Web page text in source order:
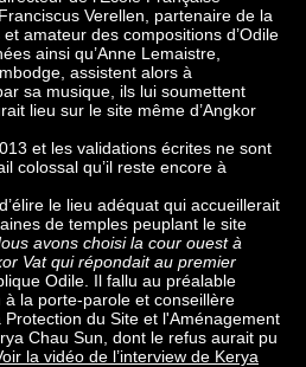
Verellen, partenaire de la
amateur des compositions d’Odile
ainsi qu’Anne Lemaistre,
assistent alors à
sa musique, ils lui soumettent
lieu sur le site même d’Angkor
et les validations écrites ne sont
colossal qu’il reste encore à
le lieu adéquat qui accueillerait
de temples peuplant le site
avons choisi la cour ouest à
Vat qui répondait au premier
Odile. Il fallu au préalable
la porte-parole et conseillère
Protection du Site et l'Aménagement
Chau Sun, dont le refus aurait pu
la vidéo de l’interview de Kerya